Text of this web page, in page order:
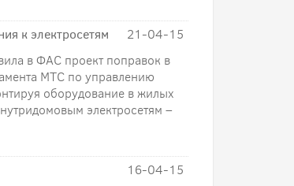
к электросетям
21-04-15
в ФАС проект поправок в
МТС по управлению
оборудование в жилых
электросетям –
16-04-15